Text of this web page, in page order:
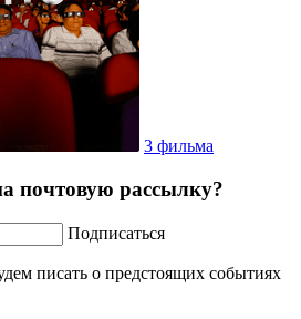
3 фильма
почтовую рассылку?
Подписаться
писать о предстоящих событиях